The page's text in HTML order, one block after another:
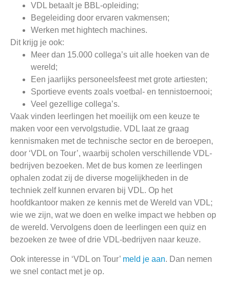
VDL betaalt je BBL-opleiding;
Begeleiding door ervaren vakmensen;
Werken met hightech machines.
Dit krijg je ook:
Meer dan 15.000 collega’s uit alle hoeken van de
wereld;
Een jaarlijks personeelsfeest met grote artiesten;
Sportieve events zoals voetbal- en tennistoernooi;
Veel gezellige collega’s.
Vaak vinden leerlingen het moeilijk om een keuze te
maken voor een vervolgstudie. VDL laat ze graag
kennismaken met de technische sector en de beroepen,
door ‘VDL on Tour’, waarbij scholen verschillende VDL-
bedrijven bezoeken. Met de bus komen ze leerlingen
ophalen zodat zij de diverse mogelijkheden in de
techniek zelf kunnen ervaren bij VDL. Op het
hoofdkantoor maken ze kennis met de Wereld van VDL;
wie we zijn, wat we doen en welke impact we hebben op
de wereld. Vervolgens doen de leerlingen een quiz en
bezoeken ze twee of drie VDL-bedrijven naar keuze.
Ook interesse in ‘VDL on Tour’ meld je aan. Dan nemen
we snel contact met je op.